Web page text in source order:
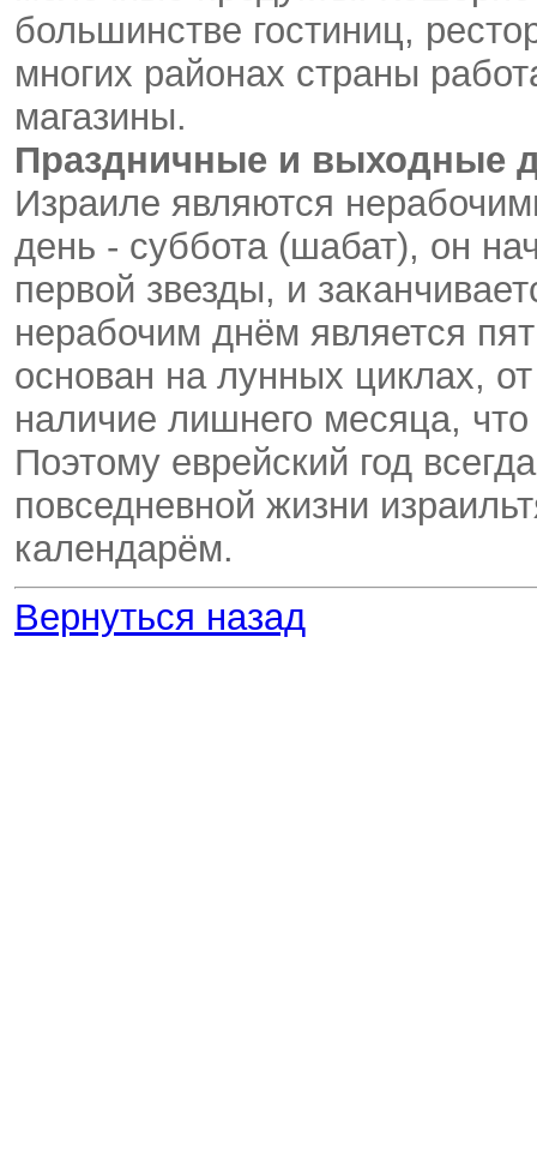
большинстве гостиниц,
многих районах страны
магазины.
Праздничные и выходные
Израиле являются
день - суббота (шабат), он
первой звезды, и
нерабочим днём является
основан на лунных циклах, от
наличие лишнего месяца,
Поэтому еврейский год
повседневной жизни
календарём.
Вернуться назад